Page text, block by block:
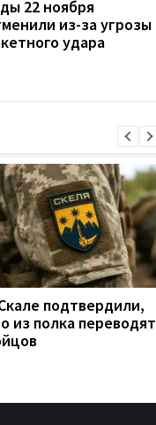
22 ноября
из-за угрозы
удара
подтвердили,
из полка переводят